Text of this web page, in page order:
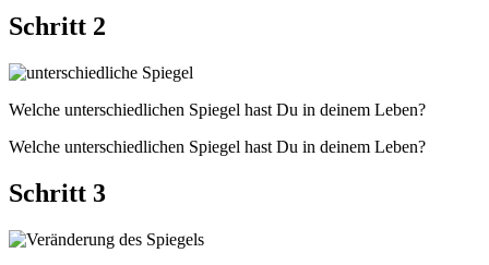
Schritt 2
Welche unterschiedlichen Spiegel hast Du in deinem Leben?
Welche unterschiedlichen Spiegel hast Du in deinem Leben?
Schritt 3